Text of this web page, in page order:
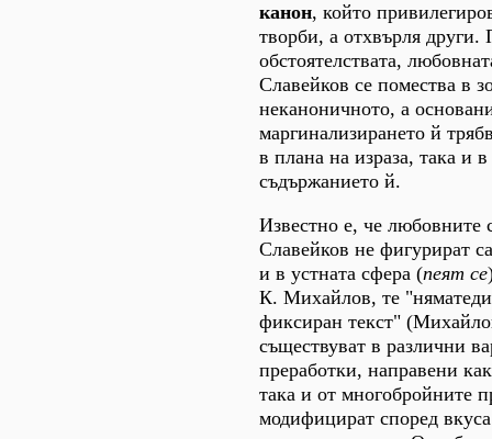
канон, който
творби, а отхвърля други.
обстоятелствата,
Славейков се помества в
неканоничното, а
маргинализирането й
в плана на израза, така и
съдържанието й.
Известно е, че любовните
Славейков не фигурират
и в устната сфера (пеят се
К. Михайлов, те
фиксиран текст"
съществуват в различни
преработки, направени
така и от многобройните
модифицират според